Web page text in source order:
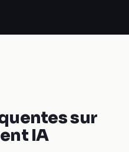
sur
IA